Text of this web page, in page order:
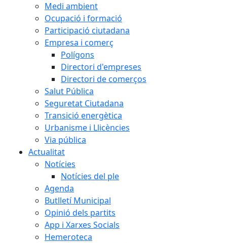
Medi ambient
Ocupació i formació
Participació ciutadana
Empresa i comerç
Polígons
Directori d'empreses
Directori de comerços
Salut Pública
Seguretat Ciutadana
Transició energètica
Urbanisme i Llicències
Via pública
Actualitat
Notícies
Notícies del ple
Agenda
Butlletí Municipal
Opinió dels partits
App i Xarxes Socials
Hemeroteca